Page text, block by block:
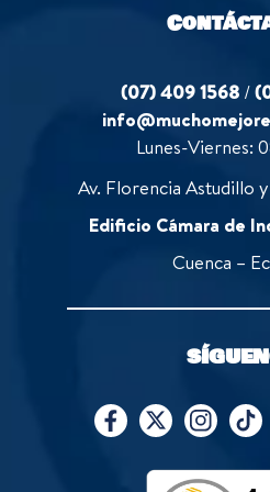
(07) 409 1568 /
Lunes-Viernes:
Av. Florencia Astudillo
Edificio Cámara de
Cuenca –